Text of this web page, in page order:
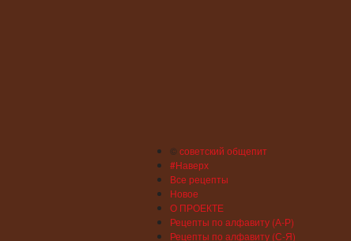
©советский общепит
#Наверх
Все рецепты
Новое
О ПРОЕКТЕ
Рецепты по алфавиту (А-Р)
Рецепты по алфавиту (С-Я)